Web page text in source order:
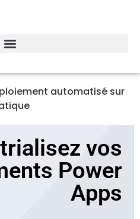
automatisé sur
vos
Power
Apps